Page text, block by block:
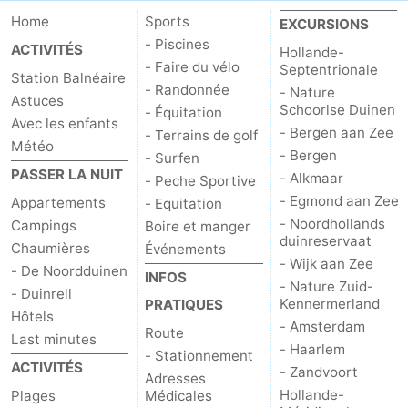
du
Randonnée
-
Terrains
de
-
Surfen
-
Sportive
Equitation
Boire
et
manger
Événements
Pratiques
Forum
Route
Home
ACTIVITÉS
Station Balnéaire
Astuces
Avec les enfants
Météo
PASSER LA NUIT
Appartements
Campings
Chaumières
- De Noordduinen
- Duinrell
Hôtels
Last minutes
ACTIVITÉS
Plages
Sports
- Piscines
- Faire du vélo
- Randonnée
- Équitation
- Terrains de golf
- Surfen
- Peche Sportive
- Equitation
Boire et manger
Événements
INFOS
PRATIQUES
Route
- Stationnement
Adresses
Médicales
EXCURSIONS
Hollande-
Septentrionale
- Nature
Schoorlse Duinen
- Bergen aan Zee
- Bergen
- Alkmaar
- Egmond aan Zee
- Noordhollands
duinreservaat
- Wijk aan Zee
- Nature Zuid-
Kennermerland
- Amsterdam
- Haarlem
- Zandvoort
Hollande-